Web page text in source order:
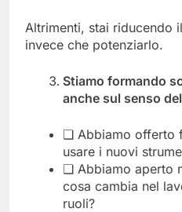
Altrimenti, stai riducendo
invece che potenziarlo.
Stiamo formando
anche sul senso
❏ Abbiamo offerto
usare i nuovi
❏ Abbiamo aperto
cosa cambia nel
ruoli?